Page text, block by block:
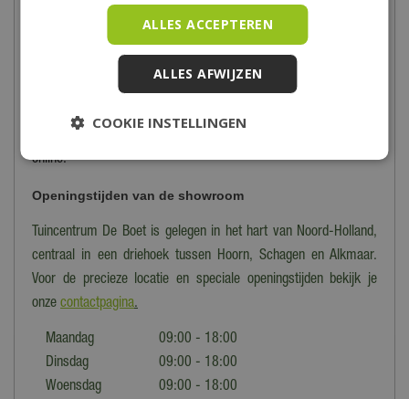
Wist je dat je bij De Boet een aantal keer per jaar terecht kunt
voor BBQ demodagen? Kijk naar barbecue demonstraties, doe
nuttige tips op en natuurlijk lekker proeven. Tijdens het zomer
seizoen hebben wij vrijwel alle barbecues en accessoires op
online.
Openingstijden van de showroom
Tuincentrum De Boet is gelegen in het hart van Noord-Holland,
centraal in een driehoek tussen Hoorn, Schagen en Alkmaar.
Voor de precieze locatie en speciale openingstijden bekijk je
onze contactpagina.
Maandag
09:00 - 18:00
Dinsdag
09:00 - 18:00
Woensdag
09:00 - 18:00
ALLES ACCEPTEREN
ALLES AFWIJZEN
COOKIE INSTELLINGEN